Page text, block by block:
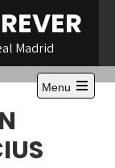
Madrid
Menu
Open